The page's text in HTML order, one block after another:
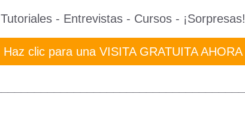
Tutoriales - Entrevistas - Cursos - ¡Sorpresas!
Haz clic para una VISITA GRATUITA AHORA